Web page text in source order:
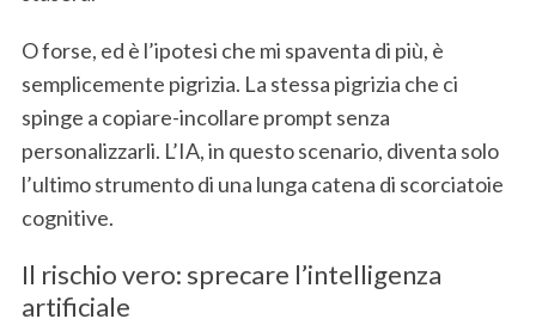
O forse, ed è l’ipotesi che mi spaventa di più, è
semplicemente pigrizia. La stessa pigrizia che ci
spinge a copiare-incollare prompt senza
personalizzarli. L’IA, in questo scenario, diventa solo
l’ultimo strumento di una lunga catena di scorciatoie
cognitive.
Il rischio vero: sprecare l’intelligenza
artificiale